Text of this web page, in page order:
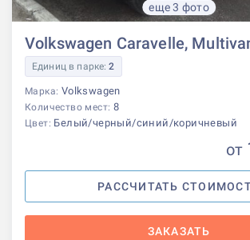
еще 3 фото
Volkswagen Caravelle,
Единиц в парке:2
Марка: Volkswagen
Количество мест: 8
Цвет: Белый/черный/синий/коричневый
от
РАССЧИТАТЬ
ЗАКАЗАТЬ